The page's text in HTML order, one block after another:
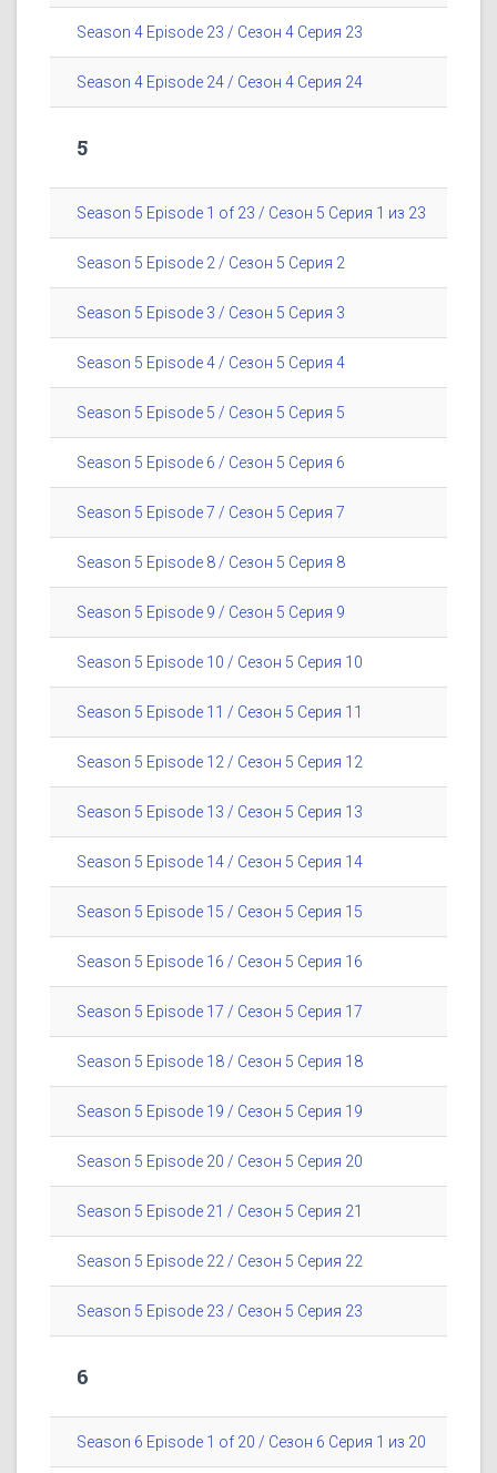
Season 4 Episode 23 / Сезон 4 Серия 23
Season 4 Episode 24 / Сезон 4 Серия 24
5
Season 5 Episode 1 of 23 / Сезон 5 Серия 1 из 23
Season 5 Episode 2 / Сезон 5 Серия 2
Season 5 Episode 3 / Сезон 5 Серия 3
Season 5 Episode 4 / Сезон 5 Серия 4
Season 5 Episode 5 / Сезон 5 Серия 5
Season 5 Episode 6 / Сезон 5 Серия 6
Season 5 Episode 7 / Сезон 5 Серия 7
Season 5 Episode 8 / Сезон 5 Серия 8
Season 5 Episode 9 / Сезон 5 Серия 9
Season 5 Episode 10 / Сезон 5 Серия 10
Season 5 Episode 11 / Сезон 5 Серия 11
Season 5 Episode 12 / Сезон 5 Серия 12
Season 5 Episode 13 / Сезон 5 Серия 13
Season 5 Episode 14 / Сезон 5 Серия 14
Season 5 Episode 15 / Сезон 5 Серия 15
Season 5 Episode 16 / Сезон 5 Серия 16
Season 5 Episode 17 / Сезон 5 Серия 17
Season 5 Episode 18 / Сезон 5 Серия 18
Season 5 Episode 19 / Сезон 5 Серия 19
Season 5 Episode 20 / Сезон 5 Серия 20
Season 5 Episode 21 / Сезон 5 Серия 21
Season 5 Episode 22 / Сезон 5 Серия 22
Season 5 Episode 23 / Сезон 5 Серия 23
6
Season 6 Episode 1 of 20 / Сезон 6 Серия 1 из 20